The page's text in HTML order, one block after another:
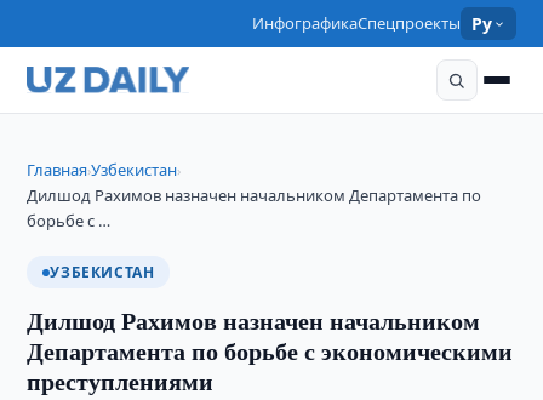
ИнфографикаСпецпроекты Ру
Главная›Узбекистан›
Дилшод Рахимов назначен начальником Департамента по
борьбе с …
УЗБЕКИСТАН
Дилшод Рахимов назначен начальником
Департамента по борьбе с экономическими
преступлениями